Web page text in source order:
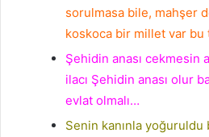
sorulmasa bile, mahşer
koskoca bir millet var
Şehidin anası cekmesin
ilacı Şehidin anası olur
evlat olmalı…
Senin kanınla